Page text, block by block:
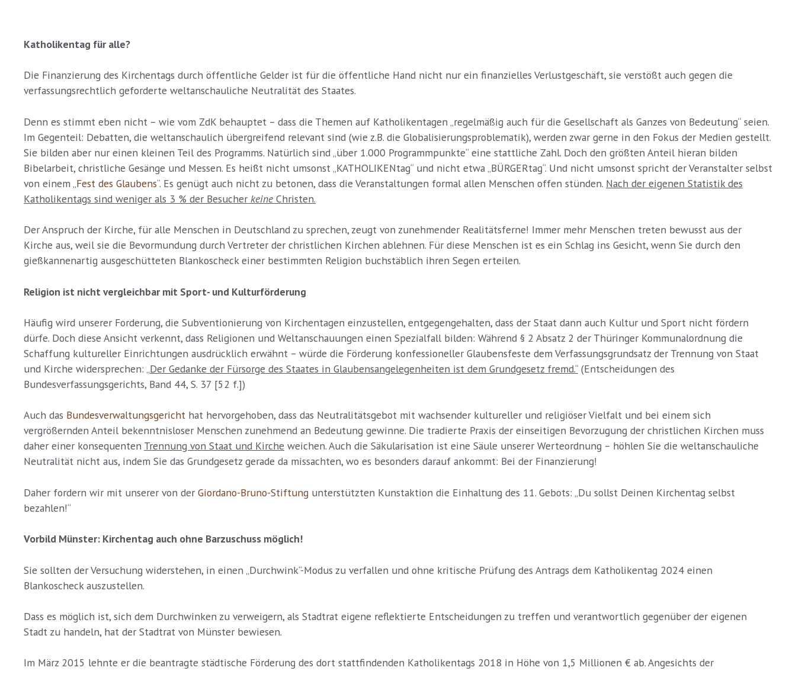
Katholikentag für alle?
Die Finanzierung des Kirchentags durch öffentliche Gelder ist für die öffentliche Hand nicht nur ein finanzielles Verlustgeschäft, sie verstößt auch gegen die
verfassungsrechtlich geforderte weltanschauliche Neutralität des Staates.
Denn es stimmt eben nicht – wie vom ZdK behauptet – dass die Themen auf Katholikentagen „regelmäßig auch für die Gesellschaft als Ganzes von Bedeutung“ seien.
Im Gegenteil: Debatten, die weltanschaulich übergreifend relevant sind (wie z.B. die Globalisierungsproblematik), werden zwar gerne in den Fokus der Medien gestellt.
Sie bilden aber nur einen kleinen Teil des Programms. Natürlich sind „über 1.000 Programmpunkte“ eine stattliche Zahl. Doch den größten Anteil hieran bilden
Bibelarbeit, christliche Gesänge und Messen. Es heißt nicht umsonst „KATHOLIKENtag“ und nicht etwa „BÜRGERtag“. Und nicht umsonst spricht der Veranstalter selbst
von einem „Fest des Glaubens“. Es genügt auch nicht zu betonen, dass die Veranstaltungen formal allen Menschen offen stünden. Nach der eigenen Statistik des
Katholikentags sind weniger als 3 % der Besucher keine Christen.
Der Anspruch der Kirche, für alle Menschen in Deutschland zu sprechen, zeugt von zunehmender Realitätsferne! Immer mehr Menschen treten bewusst aus der
Kirche aus, weil sie die Bevormundung durch Vertreter der christlichen Kirchen ablehnen. Für diese Menschen ist es ein Schlag ins Gesicht, wenn Sie durch den
gießkannenartig ausgeschütteten Blankoscheck einer bestimmten Religion buchstäblich ihren Segen erteilen.
Religion ist nicht vergleichbar mit Sport- und Kulturförderung
Häufig wird unserer Forderung, die Subventionierung von Kirchentagen einzustellen, entgegengehalten, dass der Staat dann auch Kultur und Sport nicht fördern
dürfe. Doch diese Ansicht verkennt, dass Religionen und Weltanschauungen einen Spezialfall bilden: Während § 2 Absatz 2 der Thüringer Kommunalordnung die
Schaffung kultureller Einrichtungen ausdrücklich erwähnt – würde die Förderung konfessioneller Glaubensfeste dem Verfassungsgrundsatz der Trennung von Staat
und Kirche widersprechen: „Der Gedanke der Fürsorge des Staates in Glaubensangelegenheiten ist dem Grundgesetz fremd.“ (Entscheidungen des
Bundesverfassungsgerichts, Band 44, S. 37 [52 f.])
Auch das Bundesverwaltungsgericht hat hervorgehoben, dass das Neutralitätsgebot mit wachsender kultureller und religiöser Vielfalt und bei einem sich
vergrößernden Anteil bekenntnisloser Menschen zunehmend an Bedeutung gewinne. Die tradierte Praxis der einseitigen Bevorzugung der christlichen Kirchen muss
daher einer konsequenten Trennung von Staat und Kirche weichen. Auch die Säkularisation ist eine Säule unserer Werteordnung – höhlen Sie die weltanschauliche
Neutralität nicht aus, indem Sie das Grundgesetz gerade da missachten, wo es besonders darauf ankommt: Bei der Finanzierung!
Daher fordern wir mit unserer von der Giordano-Bruno-Stiftung unterstützten Kunstaktion die Einhaltung des 11. Gebots: „Du sollst Deinen Kirchentag selbst
bezahlen!“
Vorbild Münster: Kirchentag auch ohne Barzuschuss möglich!
Sie sollten der Versuchung widerstehen, in einen „Durchwink“-Modus zu verfallen und ohne kritische Prüfung des Antrags dem Katholikentag 2024 einen
Blankoscheck auszustellen.
Dass es möglich ist, sich dem Durchwinken zu verweigern, als Stadtrat eigene reflektierte Entscheidungen zu treffen und verantwortlich gegenüber der eigenen
Stadt zu handeln, hat der Stadtrat von Münster bewiesen.
Im März 2015 lehnte er die beantragte städtische Förderung des dort stattfindenden Katholikentags 2018 in Höhe von 1,5 Millionen € ab. Angesichts der